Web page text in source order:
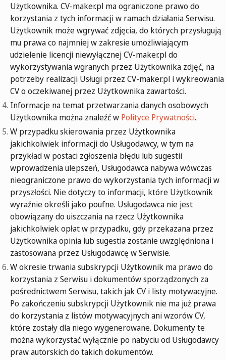
Użytkownika. CV-maker.pl ma ograniczone prawo do
korzystania z tych informacji w ramach działania Serwisu.
Użytkownik może wgrywać zdjęcia, do których przysługują
mu prawa co najmniej w zakresie umożliwiającym
udzielenie licencji niewyłącznej CV-maker.pl do
wykorzystywania wgranych przez Użytkownika zdjęć, na
potrzeby realizacji Usługi przez CV-maker.pl i wykreowania
CV o oczekiwanej przez Użytkownika zawartości.
Informacje na temat przetwarzania danych osobowych
Użytkownika można znaleźć w Polityce Prywatności.
W przypadku skierowania przez Użytkownika
jakichkolwiek informacji do Usługodawcy, w tym na
przykład w postaci zgłoszenia błędu lub sugestii
wprowadzenia ulepszeń, Usługodawca nabywa wówczas
nieograniczone prawo do wykorzystania tych informacji w
przyszłości. Nie dotyczy to informacji, które Użytkownik
wyraźnie określi jako poufne. Usługodawca nie jest
obowiązany do uiszczania na rzecz Użytkownika
jakichkolwiek opłat w przypadku, gdy przekazana przez
Użytkownika opinia lub sugestia zostanie uwzględniona i
zastosowana przez Usługodawcę w Serwisie.
W okresie trwania subskrypcji Użytkownik ma prawo do
korzystania z Serwisu i dokumentów sporządzonych za
pośrednictwem Serwisu, takich jak CV i listy motywacyjne.
Po zakończeniu subskrypcji Użytkownik nie ma już prawa
do korzystania z listów motywacyjnych ani wzorów CV,
które zostały dla niego wygenerowane. Dokumenty te
można wykorzystać wyłącznie po nabyciu od Usługodawcy
praw autorskich do takich dokumentów.